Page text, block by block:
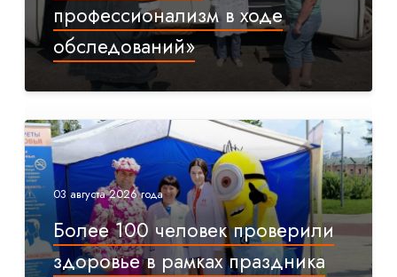
профессионализм в ходе
обследований»
03 августа 2026 года
Более 100 человек проверили
здоровье в рамках праздника